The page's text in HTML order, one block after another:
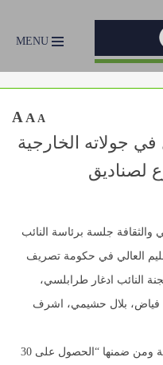
MENU
A A A
جولاته الخارجية
لصناديق
والثقافة جلسة برئاسة النائب
العالي في حكومة تصريف
النائب ادغار طرابلسي،
فياض، بلال حشيمي، اشرف
وعرض وزير التربية لنتائج جولاته الخارجية ومن ضمنها “الحصول على 30